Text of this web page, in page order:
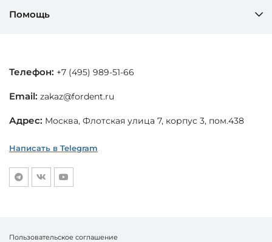
Помощь
Телефон: +7 (495) 989-51-66
Email: zakaz@fordent.ru
Адрес: Москва, Флотская улица 7, корпус 3, пом.438
Написать в Telegram
Пользовательское соглашение